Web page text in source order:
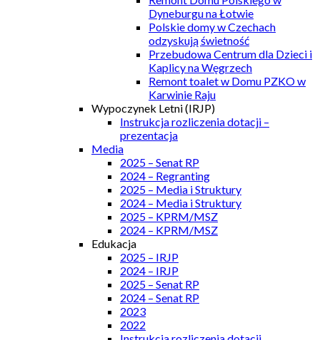
Dyneburgu na Łotwie
Polskie domy w Czechach
odzyskują świetność
Przebudowa Centrum dla Dzieci i
Kaplicy na Węgrzech
Remont toalet w Domu PZKO w
Karwinie Raju
Wypoczynek Letni (IRJP)
Instrukcja rozliczenia dotacji –
prezentacja
Media
2025 – Senat RP
2024 – Regranting
2025 – Media i Struktury
2024 – Media i Struktury
2025 – KPRM/MSZ
2024 – KPRM/MSZ
Edukacja
2025 – IRJP
2024 – IRJP
2025 – Senat RP
2024 – Senat RP
2023
2022